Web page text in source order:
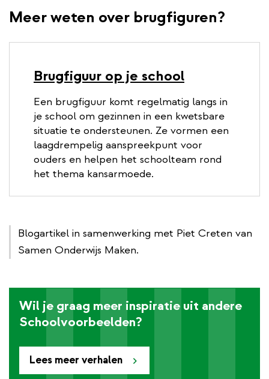
Meer weten over brugfiguren?
Brugfiguur op je school
Een brugfiguur komt regelmatig langs in
je school om gezinnen in een kwetsbare
situatie te ondersteunen. Ze vormen een
laagdrempelig aanspreekpunt voor
ouders en helpen het schoolteam rond
het thema kansarmoede.
Blogartikel in samenwerking met Piet Creten van
Samen Onderwijs Maken.
Lees meer verhalen
Wil je graag meer inspiratie uit andere
Schoolvoorbeelden?